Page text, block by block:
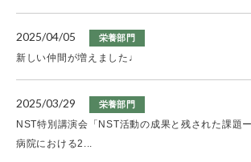
2025/04/05 栄養部門
新しい仲間が増えました♩
2025/03/29 栄養部門
NST特別講演会「NST活動の成果と残された課題
病院における2...